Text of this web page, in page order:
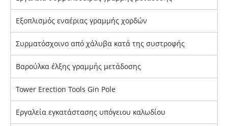
Εξοπλισμός εναέριας γραμμής χορδών
Συρματόσχοινο από χάλυβα κατά της συστροφής
Βαρούλκα έλξης γραμμής μετάδοσης
Tower Erection Tools Gin Pole
Εργαλεία εγκατάστασης υπόγειου καλωδίου